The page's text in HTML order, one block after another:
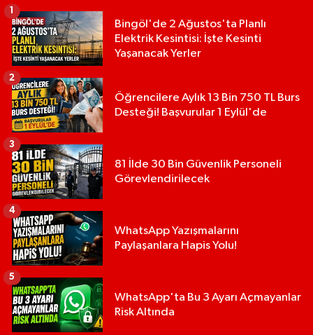
Bingöl'de 2 Ağustos'ta Planlı
Elektrik Kesintisi: İşte Kesinti
Yaşanacak Yerler
Öğrencilere Aylık 13 Bin 750 TL Burs
Desteği! Başvurular 1 Eylül'de
2
81 İlde 30 Bin Güvenlik Personeli
Görevlendirilecek
3
WhatsApp Yazışmalarını
Paylaşanlara Hapis Yolu!
4
WhatsApp'ta Bu 3 Ayarı Açmayanlar
Risk Altında
5